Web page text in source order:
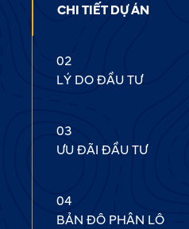
CHI TIẾT DỰ ÁN
02
LÝ DO ĐẦU TƯ
03
ƯU ĐÃI ĐẦU TƯ
04
BẢN ĐÔ PHÂN LÔ